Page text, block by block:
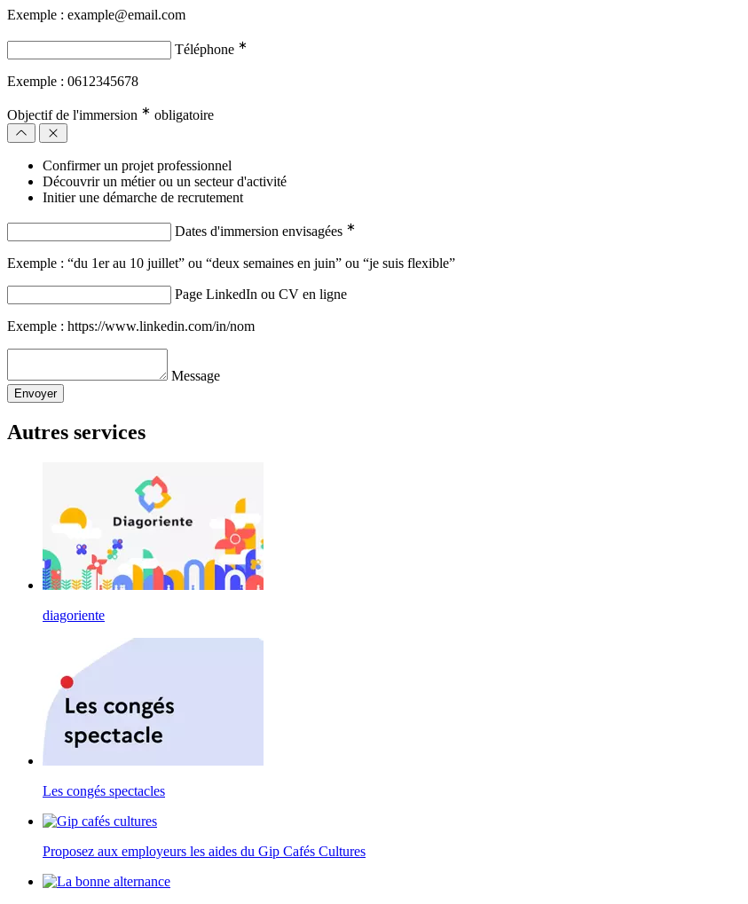
Exemple : example@email.com
Téléphone ∗
Exemple : 0612345678
Objectif de l'immersion ∗ obligatoire
Confirmer un projet professionnel
Découvrir un métier ou un secteur d'activité
Initier une démarche de recrutement
Dates d'immersion envisagées ∗
Exemple : “du 1er au 10 juillet” ou “deux semaines en juin” ou “je suis flexible”
Page LinkedIn ou CV en ligne
Exemple : https://www.linkedin.com/in/nom
Message
Envoyer
Autres services
diagoriente
Les congés spectacles
Proposez aux employeurs les aides du Gip Cafés Cultures